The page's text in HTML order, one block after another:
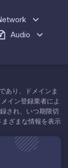
Audio
あり、ドメインま
イン登録業者によ
され、いつ期限切
ざまな情報を表示